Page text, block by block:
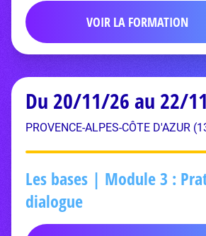
VOIR LA FORMATION
Du 20/11/26 au 22/
PROVENCE-ALPES-CÔTE D'AZUR
Les bases | Module 3 :
dialogue